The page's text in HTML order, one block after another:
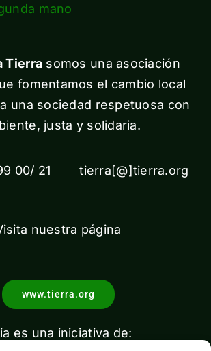
mano
Tierra somos una asociación
fomentamos el cambio local
una sociedad respetuosa con
justa y solidaria.
99 00/ 21 tierra[@]tierra.org
nuestra página
www.tierra.org
es una iniciativa de: